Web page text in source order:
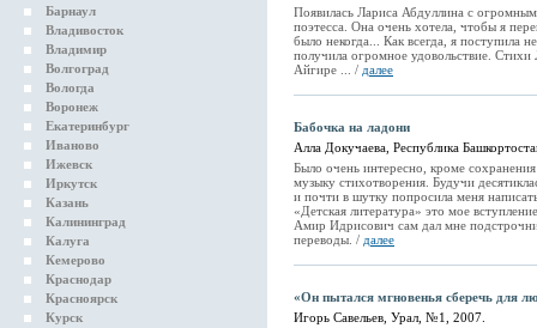
Барнаул
Владивосток
Владимир
Волгоград
Вологда
Воронеж
Екатеринбург
Иваново
Ижевск
Иркутск
Казань
Калининград
Калуга
Кемерово
Краснодар
Красноярск
Курск
Появилась Лариса Абдуллина с
поэтесса. Она очень хотела, чтобы я
было некогда... Как всегда, я поступила
получила огромное удовольствие.
Айгире ... / далее
Бабочка на ладони
Алла Докучаева, Республика
Было очень интересно, кроме
музыку стихотворения. Будучи
и почти в шутку попросила меня
«Детская литература» это мое
Амир Идрисович сам дал мне
переводы. / далее
«Он пытался мгновенья сберечь для
Игорь Савельев, Урал, №1, 2007.